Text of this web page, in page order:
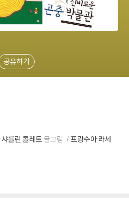
공유하기
샤를린 콜레트 글그림
프랑수아 라세